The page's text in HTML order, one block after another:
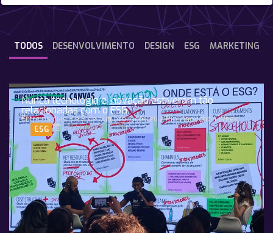
DESENVOLVIMENTO DESIGN ESG MARKETING
TODOS
Nunca tecnologia e inovação estiveram tão
relacionadas com o ESG
Entre os dias 3 e 6 de outubro, ocorreu a Rio Innovation Week,
ESG
09 Outubro, 2023